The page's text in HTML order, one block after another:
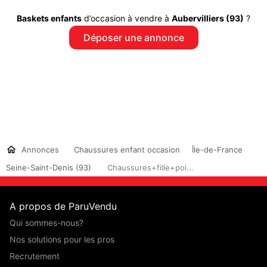
Baskets enfants d’occasion à vendre à Aubervilliers (93) ?
Déposer une annonce
Annonces Chaussures enfant occasion
Île-de-France
Seine-Saint-Denis (93)
Chaussures+fille+poi...
A propos de ParuVendu
Qui sommes-nous?
Nos solutions pour les pros
Recrutement